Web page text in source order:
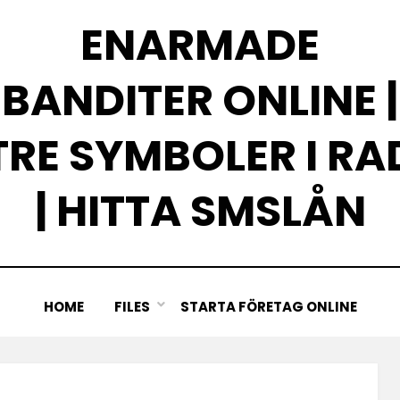
ENARMADE
BANDITER ONLINE |
SYMBOLER I
| HITTA SMSLÅN
HOME FILES STARTA FÖRETAG ONLINE